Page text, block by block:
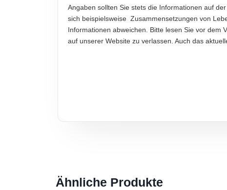
Angaben sollten Sie stets die Informationen auf
sich beispielsweise Zusammensetzungen von
Informationen abweichen. Bitte lesen Sie vor dem
auf unserer Website zu verlassen. Auch das
Ähnliche Produkte